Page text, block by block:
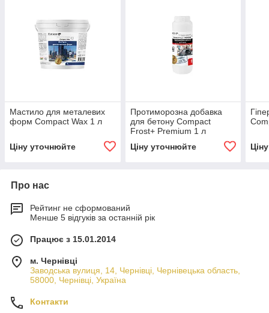
Мастило для металевих
форм Compact Wax 1 л
Ціну уточнюйте
Протиморозна добавка
для бетону Compact
Frost+ Premium 1 л
Ціну уточнюйте
Про нас
Рейтинг не сформований
Менше 5 відгуків за останній рік
Працює з 15.01.2014
м. Чернівці
Заводська вулиця, 14, Чернівці, Чернівецька область,
58000, Чернівці, Україна
Контакти